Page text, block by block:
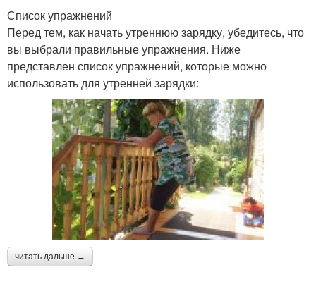
Список упражнений
Перед тем, как начать утреннюю зарядку, убедитесь, что
вы выбрали правильные упражнения. Ниже
представлен список упражнений, которые можно
использовать для утренней зарядки:
читать дальше →